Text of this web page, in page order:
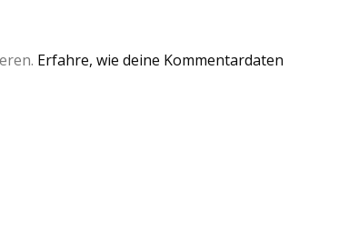
Erfahre, wie deine Kommentardaten